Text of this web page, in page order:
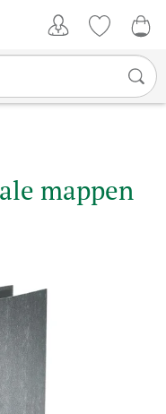
mappen